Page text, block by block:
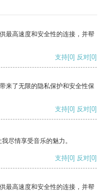
最高速度和安全性的连接，并帮
支持[0] 反对[0]
来了无限的隐私保护和安全性保
支持[0] 反对[0]
尽情享受音乐的魅力。
支持[0] 反对[0]
最高速度和安全性的连接，并帮